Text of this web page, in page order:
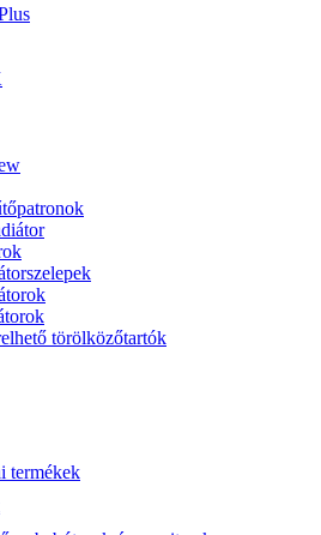
törölközőtartók
termékek